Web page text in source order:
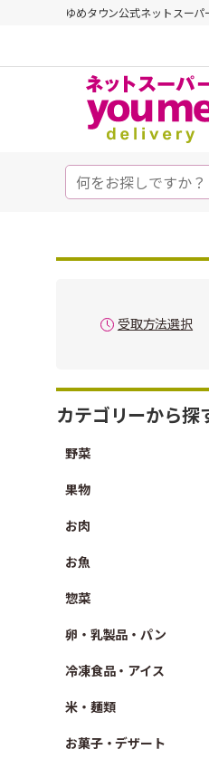
ゆめタウン公式ネットスー
受取方法選択
カテゴリーから探
野菜
果物
お肉
お魚
惣菜
卵・乳製品・パン
冷凍食品・アイス
米・麺類
お菓子・デザート